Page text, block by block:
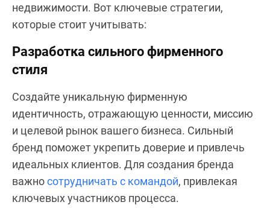
недвижимости. Вот ключевые стратегии,
которые стоит учитывать:
Разработка сильного фирменного
стиля
Создайте уникальную фирменную
идентичность, отражающую ценности, миссию
и целевой рынок вашего бизнеса. Сильный
бренд поможет укрепить доверие и привлечь
идеальных клиентов. Для создания бренда
важносотрудничать с командой, привлекая
ключевых участников процесса.